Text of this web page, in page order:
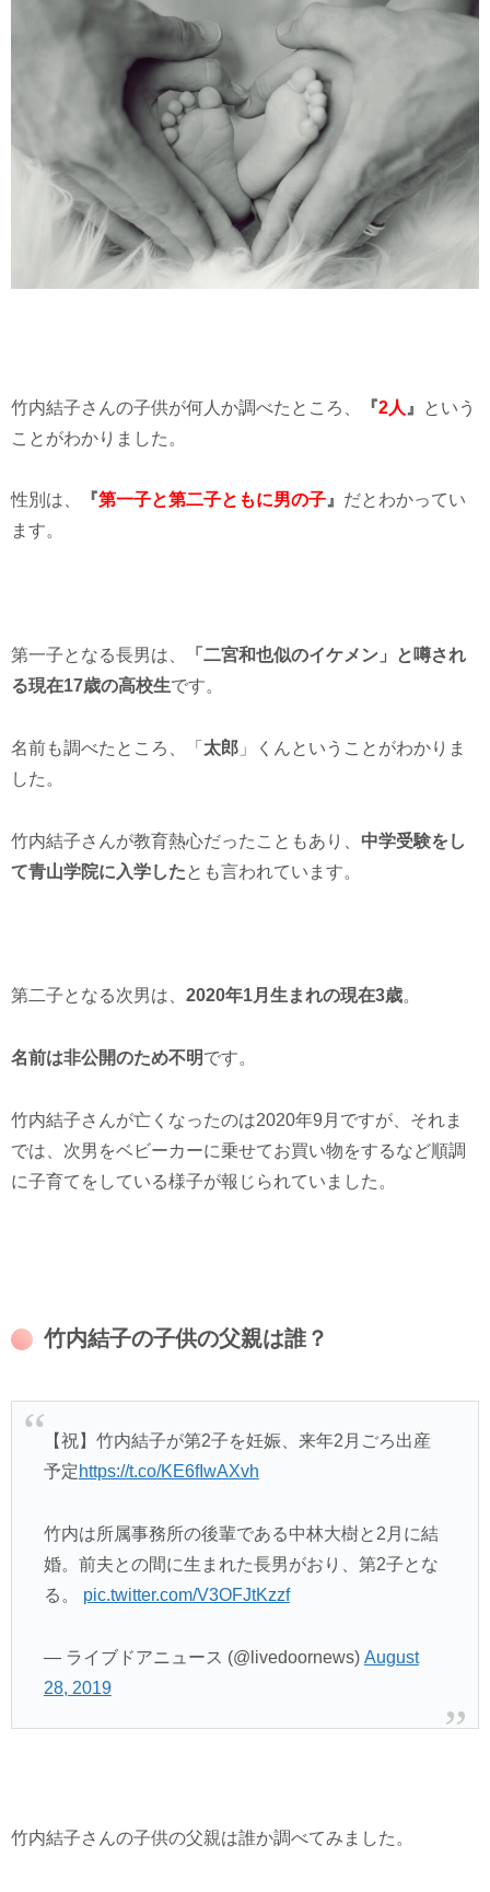
竹内結子さんの子供が何人か調べたところ、 『2人 』
という
ことがわかりました。
性別は、 『第一子と第二子ともに男の子』 だとわかってい
ます。
第一子となる長男は、
「二宮和也似のイケメン」と噂され
る現在17歳の高校生です。
名前も調べたところ、「 太郎 」くんということがわかりま
した。
竹内結子さんが教育熱心だったこともあり、 中学受験をし
て青山学院に入学したとも言われています。
第二子となる次男は、 2020年1月生まれの現在3歳。
名前は非公開のため不明です。
竹内結子さんが亡くなったのは2020年9月ですが、それま
では、次男をベビーカーに乗せてお買い物をするなど順調
に子育てをしている様子が報じられていました。
竹内結子の子供の父親は誰？
【祝】竹内結子が第2子を妊娠、来年2月ごろ出産
予定https://t.co/KE6fIwAXvh
竹内は所属事務所の後輩である中林大樹と2月に結
婚。前夫との間に生まれた長男がおり、第2子とな
る。 pic.twitter.com/V3OFJtKzzf
— ライブドアニュース (@livedoornews) August
28, 2019
竹内結子さんの子供の父親は誰か調べてみました。